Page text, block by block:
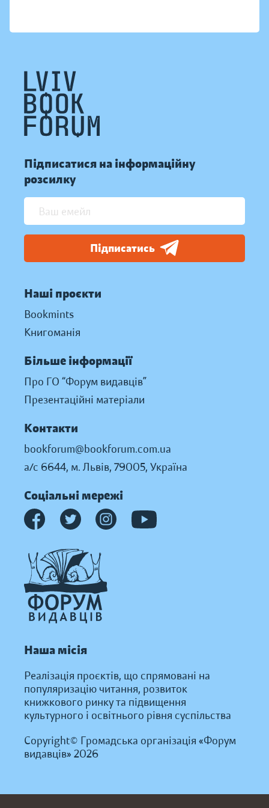
Підписатися на інформаційну
розсилку
Підписатись
Наші проєкти
Bookmints
Книгоманія
Більше інформації
Про ГО “Форум видавців”
Презентаційні матеріали
Контакти
bookforum@bookforum.com.ua
а/с 6644, м. Львів, 79005, Україна
Соціальні мережі
Наша місія
Реалізація проєктів, що спрямовані на
популяризацію читання, розвиток
книжкового ринку та підвищення
культурного і освітнього рівня суспільства
Copyright© Громадська організація «Форум
видавців» 2026